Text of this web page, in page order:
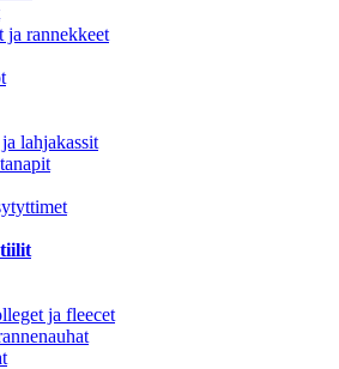
ja rannekkeet
lahjakassit
ja fleecet